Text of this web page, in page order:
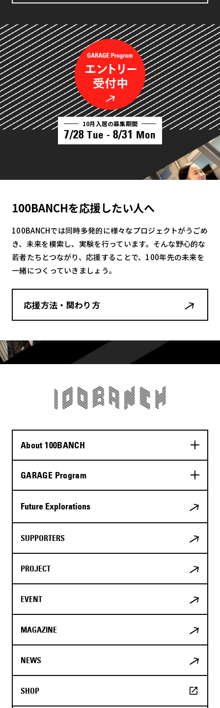
10月入居の募集期間
7/28 Tue - 8/31 Mon
100BANCHを応援したい人へ
100BANCHでは同時多発的に様々なプロジェクトがうごめ
き、未来を模索し、実験を行っています。そんな野心的な
若者たちとつながり、応援することで、100年先の未来を
一緒につくっていきましょう。
応援方法・関わり方
About 100BANCH
GARAGE Program
Future Explorations
SUPPORTERS
PROJECT
EVENT
MAGAZINE
NEWS
SHOP